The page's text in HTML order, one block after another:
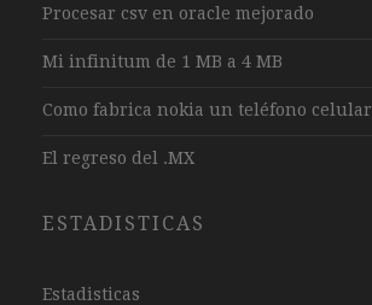
Procesar csv en oracle mejorado
Mi infinitum de 1 MB a 4 MB
Como fabrica nokia un teléfono celular
El regreso del .MX
ESTADISTICAS
Estadisticas